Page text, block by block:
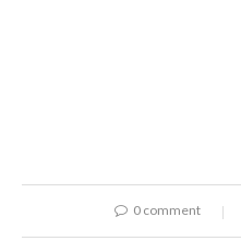
0 comment